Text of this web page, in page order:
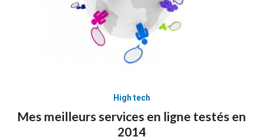
High tech
Mes meilleurs services en ligne testés en
2014